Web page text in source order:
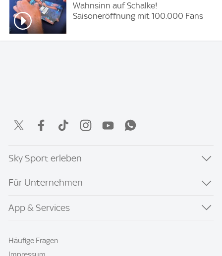
Wahnsinn auf Schalke!
Saisoneröffnung mit 100.000 Fans
Sky Sport erleben
Für Unternehmen
App & Services
Häufige Fragen